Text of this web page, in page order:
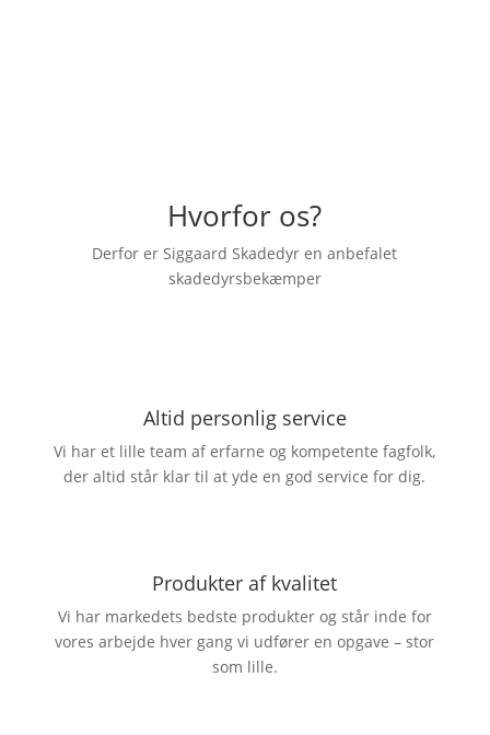
Hvorfor os?
Derfor er Siggaard Skadedyr en anbefalet
skadedyrsbekæmper
Altid personlig service
Vi har et lille team af erfarne og kompetente fagfolk,
der altid står klar til at yde en god service for dig.
Produkter af kvalitet
Vi har markedets bedste produkter og står inde for
vores arbejde hver gang vi udfører en opgave – stor
som lille.